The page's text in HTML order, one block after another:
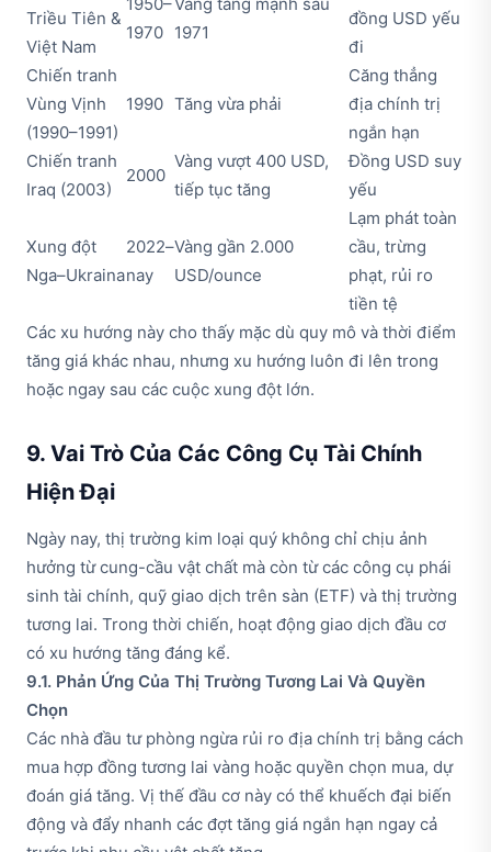
Triều Tiên &
Việt Nam
1970 1971
đồng USD yếu
đi
Chiến tranh
Vùng Vịnh
(1990–1991)
1990 Tăng vừa phải
Căng thẳng
địa chính trị
ngắn hạn
Chiến tranh
Iraq (2003)
2000
Vàng vượt 400 USD,
tiếp tục tăng
Đồng USD suy
yếu
Xung đột
Nga–Ukraina
2022–
nay
Vàng gần 2.000
USD/ounce
Lạm phát toàn
cầu, trừng
phạt, rủi ro
tiền tệ
Các xu hướng này cho thấy mặc dù quy mô và thời điểm
tăng giá khác nhau, nhưng xu hướng luôn đi lên trong
hoặc ngay sau các cuộc xung đột lớn.
9. Vai Trò Của Các Công Cụ Tài Chính
Hiện Đại
Ngày nay, thị trường kim loại quý không chỉ chịu ảnh
hưởng từ cung-cầu vật chất mà còn từ các công cụ phái
sinh tài chính, quỹ giao dịch trên sàn (ETF) và thị trường
tương lai. Trong thời chiến, hoạt động giao dịch đầu cơ
có xu hướng tăng đáng kể.
9.1. Phản Ứng Của Thị Trường Tương Lai Và Quyền
Chọn
Các nhà đầu tư phòng ngừa rủi ro địa chính trị bằng cách
mua hợp đồng tương lai vàng hoặc quyền chọn mua, dự
đoán giá tăng. Vị thế đầu cơ này có thể khuếch đại biến
động và đẩy nhanh các đợt tăng giá ngắn hạn ngay cả